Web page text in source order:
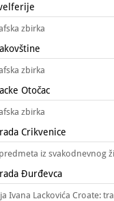
zbirka
zbirka
Otočac
zbirka
Crikvenice
iz svakodnevnog
Đurđevca
Ivana Lackovića Croate: